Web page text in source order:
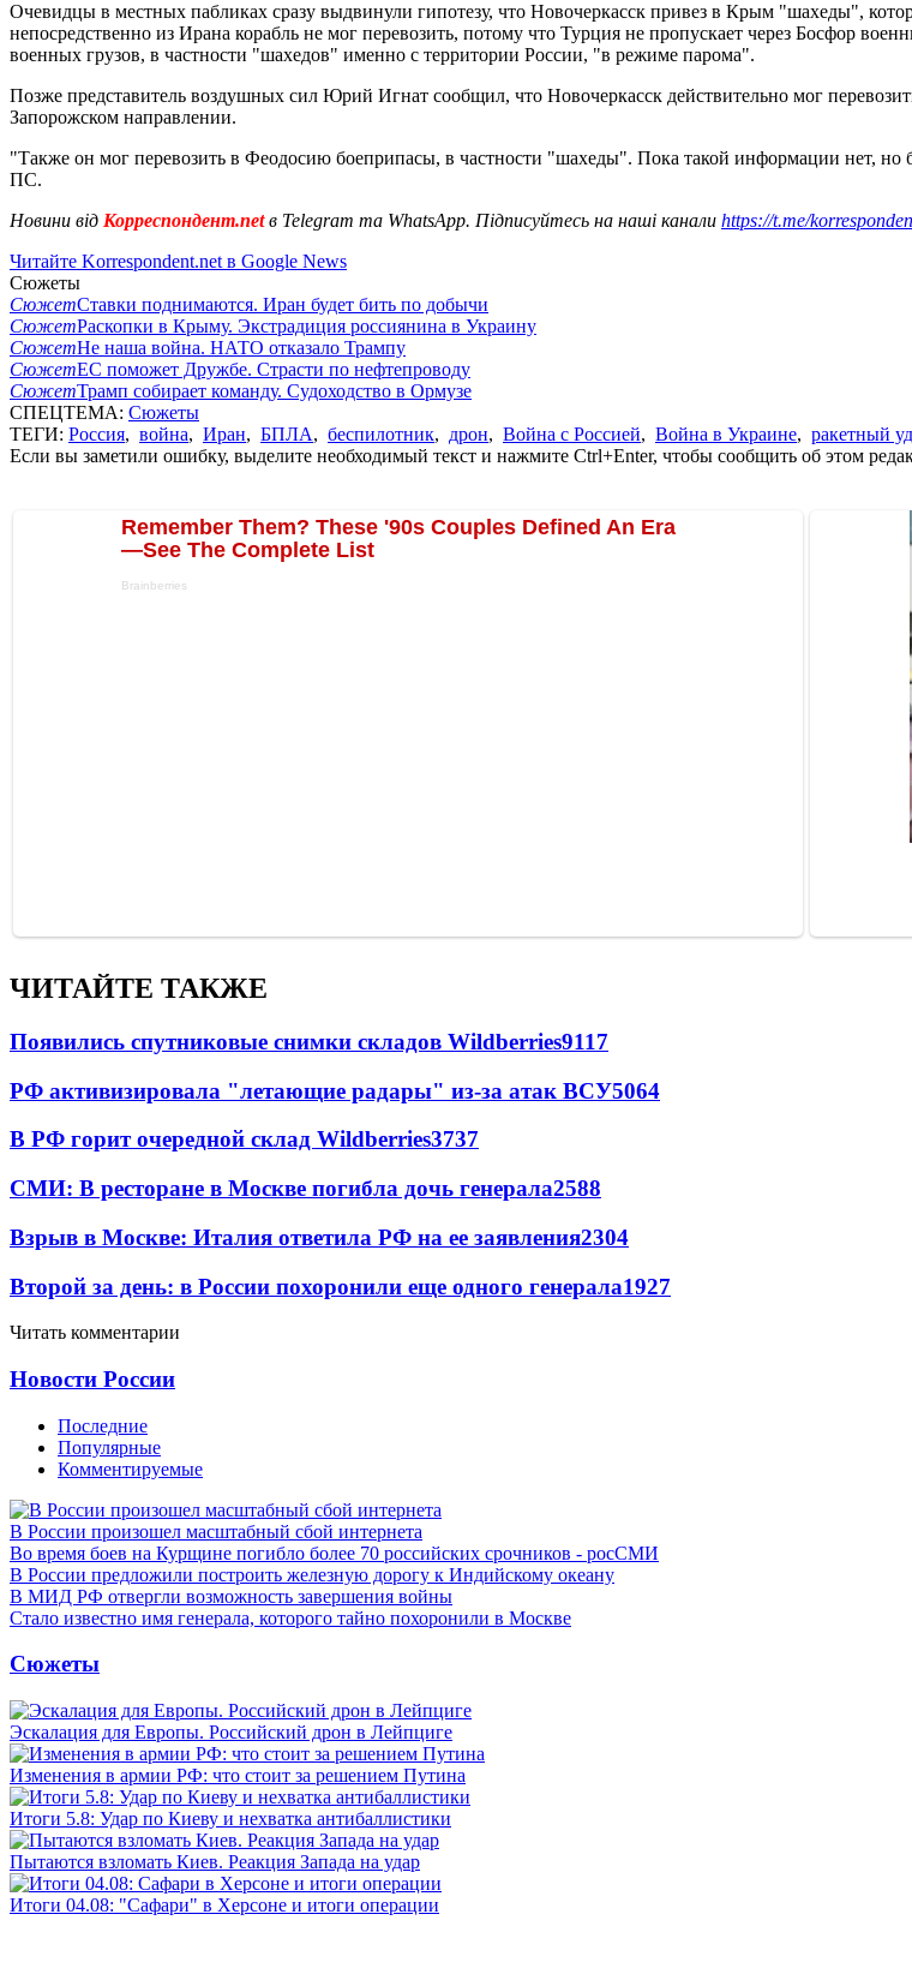
Очевидцы в местных пабликах сразу выдвинули гипотезу, что Новочеркасск привез в Крым "шахеды",
непосредственно из Ирана корабль не мог перевозить, потому что Турция не пропускает через Босфор
военных грузов, в частности "шахедов" именно с территории России, "в режиме парома".
Позже представитель воздушных сил Юрий Игнат сообщил, что Новочеркасск действительно мог
Запорожском направлении.
"Также он мог перевозить в Феодосию боеприпасы, в частности "шахеды". Пока такой информации нет, но
ПС.
Новини від Корреспондент.netв Telegram та WhatsApp. Підписуйтесь на наші канали https://t.me/
Читайте Korrespondent.net в Google News
Сюжеты
СюжетСтавки поднимаются. Иран будет бить по добычи
СюжетРаскопки в Крыму. Экстрадиция россиянина в Украину
СюжетНе наша война. НАТО отказало Трампу
СюжетЕС поможет Дружбе. Страсти по нефтепроводу
СюжетТрамп собирает команду. Судоходство в Ормузе
СПЕЦТЕМА: Сюжеты
ТЕГИ: Россия, война, Иран, БПЛА, беспилотник, дрон, Война с Россией, Война в Украине, ракетный
Если вы заметили ошибку, выделите необходимый текст и нажмите Ctrl+Enter, чтобы сообщить об этом
ЧИТАЙТЕ ТАКЖЕ
Появились спутниковые снимки складов Wildberries9117
РФ активизировала "летающие радары" из-за атак ВСУ5064
В РФ горит очередной склад Wildberries3737
СМИ: В ресторане в Москве погибла дочь генерала2588
Взрыв в Москве: Италия ответила РФ на ее заявления2304
Второй за день: в России похоронили еще одного генерала1927
Читать комментарии
Новости России
Последние
Популярные
Комментируемые
В России произошел масштабный сбой интернета
Во время боев на Курщине погибло более 70 российских срочников - росСМИ
В России предложили построить железную дорогу к Индийскому океану
В МИД РФ отвергли возможность завершения войны
Стало известно имя генерала, которого тайно похоронили в Москве
Сюжеты
Эскалация для Европы. Российский дрон в Лейпциге
Изменения в армии РФ: что стоит за решением Путина
Итоги 5.8: Удар по Киеву и нехватка антибаллистики
Пытаются взломать Киев. Реакция Запада на удар
Итоги 04.08: "Сафари" в Херсоне и итоги операции